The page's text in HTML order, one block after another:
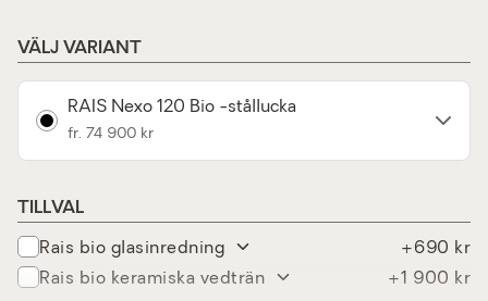
VÄLJ VARIANT
RAIS Nexo 120 Bio -stållucka
fr. 74 900 kr
TILLVAL
rais bio glasinredning
+690 kr
rais bio keramiska vedträn
+1 900 kr